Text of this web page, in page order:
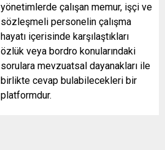
yönetimlerde çalışan memur, işçi ve
sözleşmeli personelin çalışma
hayatı içerisinde karşılaştıkları
özlük veya bordro konularındaki
sorulara mevzuatsal dayanakları ile
birlikte cevap bulabilecekleri bir
platformdur.